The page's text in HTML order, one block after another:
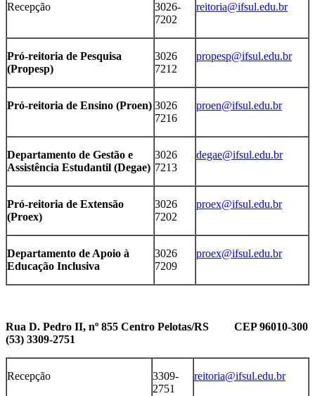
Recepção
3026-
7202
reitoria@ifsul.edu.br
Pró-reitoria de Pesquisa
(Propesp)
3026
7212
propesp@ifsul.edu.br
Pró-reitoria de Ensino (Proen) 3026
7216
proen@ifsul.edu.br
Departamento de Gestão e
Assistência Estudantil (Degae)
3026
7213
degae@ifsul.edu.br
Pró-reitoria de Extensão
(Proex)
3026
7202
proex@ifsul.edu.br
Departamento de Apoio à
Educação Inclusiva
3026
7209
proex@ifsul.edu.br
Rua D. Pedro II, nº 855 Centro Pelotas/RS CEP 96010-300
(53) 3309-2751
Recepção
3309-
2751
reitoria@ifsul.edu.br